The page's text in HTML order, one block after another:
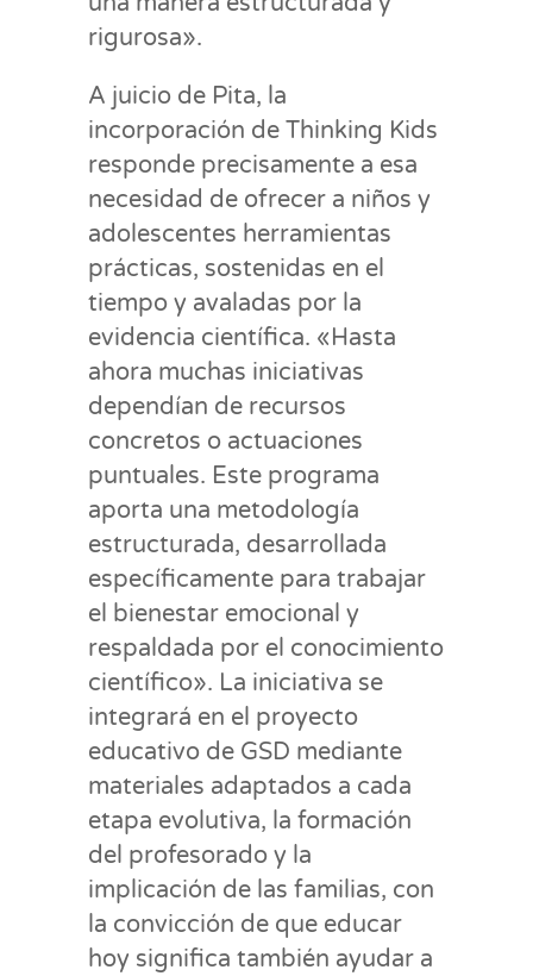
rigurosa».
A juicio de Pita, la
incorporación de Thinking Kids
responde precisamente a esa
necesidad de ofrecer a niños y
adolescentes herramientas
prácticas, sostenidas en el
tiempo y avaladas por la
evidencia científica. «Hasta
ahora muchas iniciativas
dependían de recursos
concretos o actuaciones
puntuales. Este programa
aporta una metodología
estructurada, desarrollada
específicamente para trabajar
el bienestar emocional y
respaldada por el conocimiento
científico». La iniciativa se
integrará en el proyecto
educativo de GSD mediante
materiales adaptados a cada
etapa evolutiva, la formación
del profesorado y la
implicación de las familias, con
la convicción de que educar
hoy significa también ayudar a